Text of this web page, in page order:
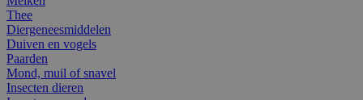
Thee
Diergeneesmiddelen
Duiven en vogels
Paarden
Mond, muil of snavel
Insecten dieren